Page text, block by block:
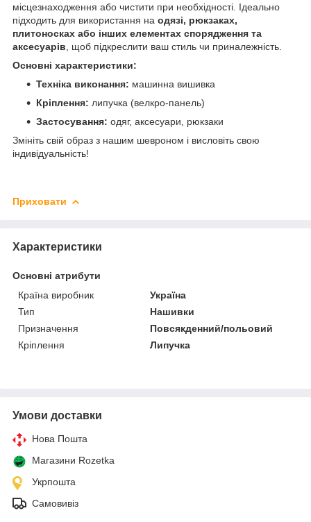
місцезнаходження або чистити при необхідності. Ідеально
підходить для використання на одязі, рюкзаках,
плитоносках або інших елементах спорядження та
аксесуарів , щоб підкреслити ваш стиль чи приналежність.
Основні характеристики:
Техніка виконання: машинна вишивка
Кріплення: липучка (велкро-панель)
Застосування: одяг, аксесуари, рюкзаки
Змініть свій образ з нашим шевроном і висловіть свою
індивідуальність!
Приховати
Характеристики
Основні атрибути
Країна виробник
Україна
Тип
Нашивки
Призначення
Повсякденний/польовий
Кріплення
Липучка
Умови доставки
Нова Пошта
Магазини Rozetka
Укрпошта
Самовивіз